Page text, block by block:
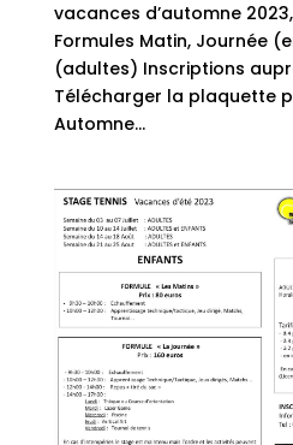
vacances d’automne
Formules Matin, Journée
(adultes) Inscriptions
Télécharger la plaquette
Automne...